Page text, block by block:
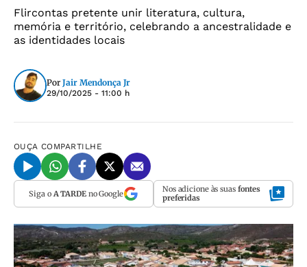
Flircontas pretente unir literatura, cultura,
memória e território, celebrando a ancestralidade e
as identidades locais
Por Jair Mendonça Jr
29/10/2025 - 11:00 h
OUÇA COMPARTILHE
Siga o A TARDEno Google Nos adicione às suas fontes
preferidas